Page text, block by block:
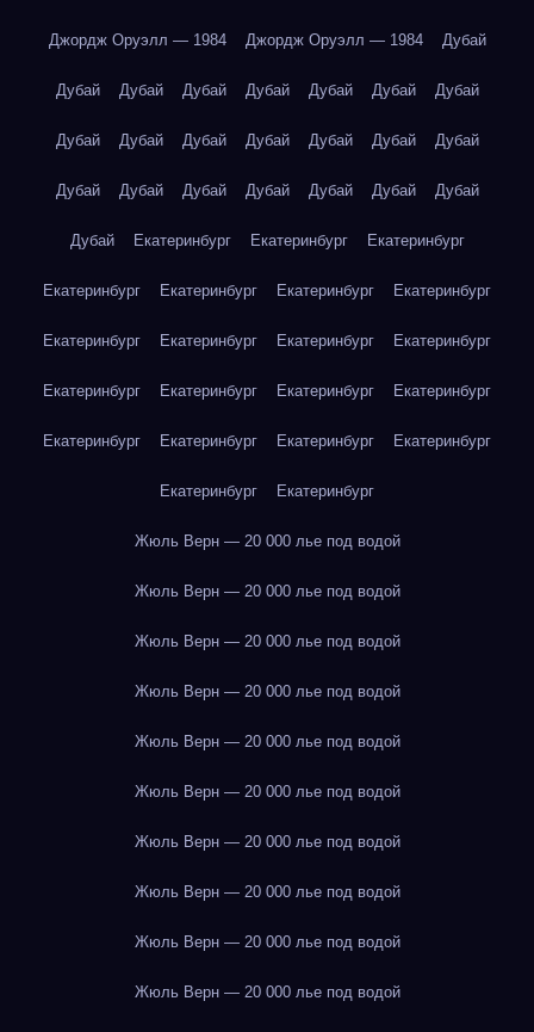
Джордж Оруэлл — 1984 Джордж Оруэлл — 1984 Дубай
Дубай Дубай Дубай Дубай Дубай Дубай Дубай
Дубай Дубай Дубай Дубай Дубай Дубай Дубай
Дубай Дубай Дубай Дубай Дубай Дубай Дубай
Дубай Екатеринбург Екатеринбург Екатеринбург
Екатеринбург Екатеринбург Екатеринбург Екатеринбург
Екатеринбург Екатеринбург Екатеринбург Екатеринбург
Екатеринбург Екатеринбург Екатеринбург Екатеринбург
Екатеринбург Екатеринбург Екатеринбург Екатеринбург
Екатеринбург Екатеринбург
Жюль Верн — 20 000 лье под водой
Жюль Верн — 20 000 лье под водой
Жюль Верн — 20 000 лье под водой
Жюль Верн — 20 000 лье под водой
Жюль Верн — 20 000 лье под водой
Жюль Верн — 20 000 лье под водой
Жюль Верн — 20 000 лье под водой
Жюль Верн — 20 000 лье под водой
Жюль Верн — 20 000 лье под водой
Жюль Верн — 20 000 лье под водой